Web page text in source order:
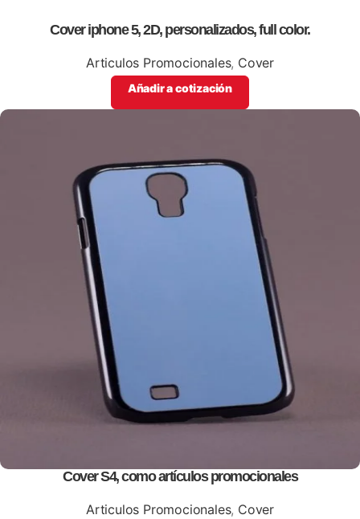
Cover iphone 5, 2D, personalizados, full color.
Articulos Promocionales, Cover
Añadir a cotización
Cover S4, como artículos promocionales
Articulos Promocionales, Cover